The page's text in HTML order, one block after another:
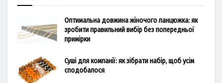
Оптимальна довжина жіночого ланцюжка: як
зробити правильний вибір без попередньої
примірки
Суші для компанії: як зібрати набір, щоб усім
сподобалося